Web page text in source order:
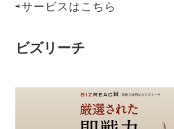
⇨サービスは こちら
ビズリーチ